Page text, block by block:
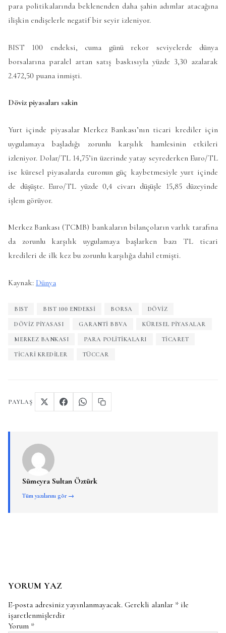
para politikalarında beklenenden daha şahin adımlar atacağına
ilişkin endişelerle negatif bir seyir izleniyor.
BIST 100 endeksi, cuma günü rekor seviyelerde dünya
borsalarına paralel artan satış baskısıyla yüzde 3,30 azalarak
2.472,50 puana inmişti.
Döviz piyasaları sakin
Yurt içinde piyasalar Merkez Bankası’nın ticari krediler için
uygulamaya başladığı zorunlu karşılık hamlesinin etkileri
izleniyor. Dolar/TL 14,75’in üzerinde yatay seyrederken Euro/TL
ise küresel piyasalarda euronun güç kaybetmesiyle yurt içinde
de düşüşte. Euro/TL yüzde 0,4 civarı düşüşle 15,85 düzeyinde
işlem görüyor.
Merkez Bankası (TCMB) bankaların bilançoların varlık tarafına
da zorunlu karşılık uygulamaya başlarken bazı TL ticari
kredileri de ilk kez bu zorunlu karşılığa dahil etmişti.
Kaynak: Dünya
BIST BIST 100 ENDEKSI BORSA DÖVIZ
DÖVIZ PIYASASI GARANTI BBVA KÜRESEL PIYASALAR
MERKEZ BANKASI PARA POLITIKALARI TICARET
TICARI KREDILER TÜCCAR
PAYLAŞ
Sümeyra Sultan Öztürk
Tüm yazılarını gör →
YORUM YAZ
E-posta adresiniz yayınlanmayacak. Gerekli alanlar * ile
işaretlenmişlerdir
Yorum *